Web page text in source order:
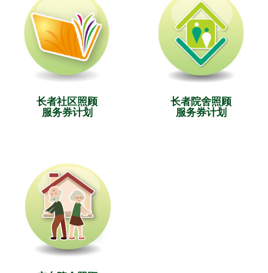
长者社区照顾
服务券计划
长者院舍照顾
服务券计划